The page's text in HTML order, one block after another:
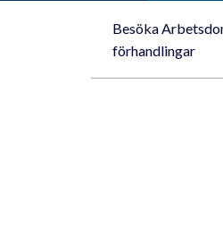
Besöka
förhandlingar